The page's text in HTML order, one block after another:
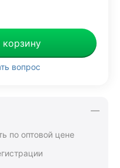
корзину
вопрос
по оптовой цене